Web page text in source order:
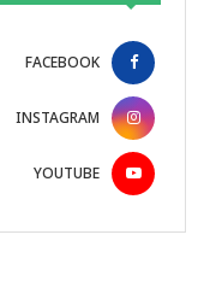
FACEBOOK
INSTAGRAM
YOUTUBE